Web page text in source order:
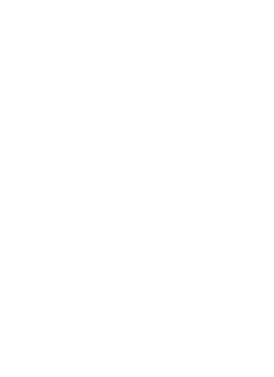
、送料別途お見積りとなります）
ますので、お電話（0120-155-339）ま